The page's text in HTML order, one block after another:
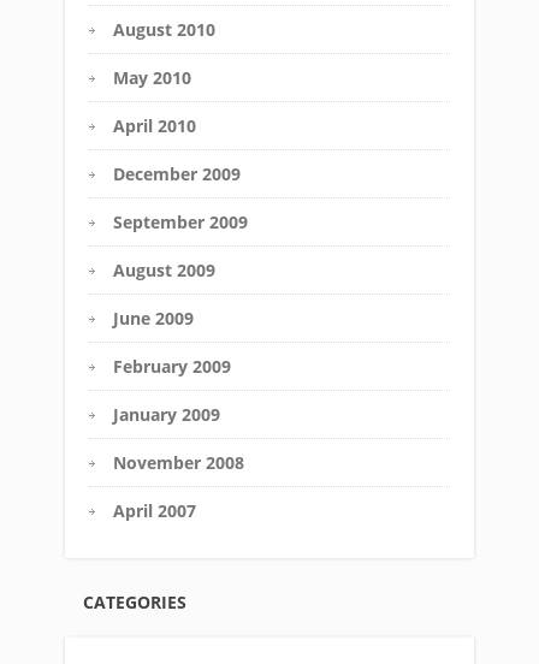
August 2010
May 2010
April 2010
December 2009
September 2009
August 2009
June 2009
February 2009
January 2009
November 2008
April 2007
CATEGORIES